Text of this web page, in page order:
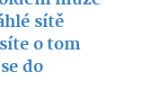
sítě
o tom
do